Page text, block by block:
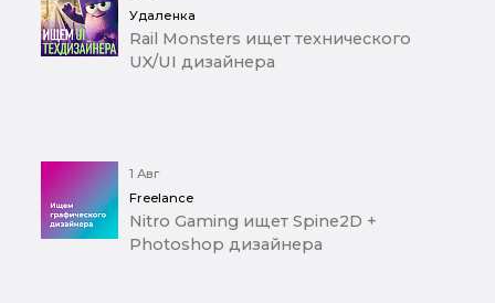
Удаленка
Rail Monsters ищет технического
UX/UI дизайнера
1 Авг
Freelance
Nitro Gaming ищет Spine2D +
Photoshop дизайнера